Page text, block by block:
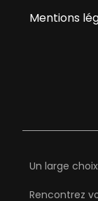
Mentions
Un large
Rencontrez